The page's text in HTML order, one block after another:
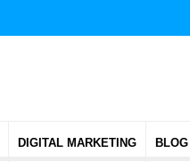
DIGITAL MARKETING BLOG